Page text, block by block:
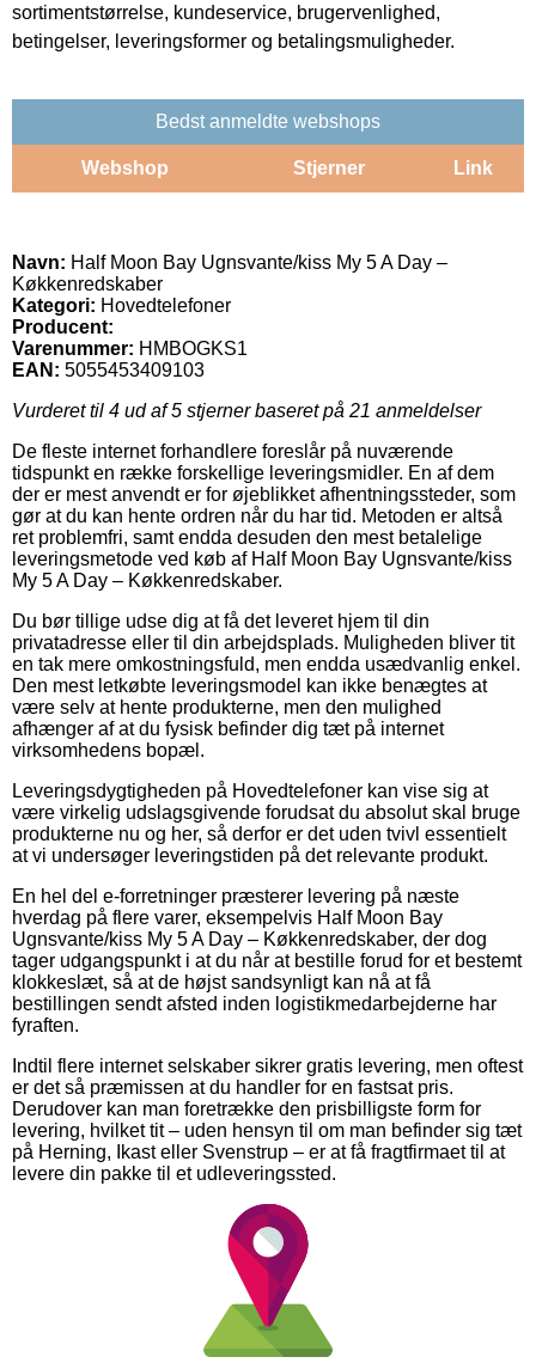
sortimentstørrelse, kundeservice, brugervenlighed,
betingelser, leveringsformer og betalingsmuligheder.
Bedst anmeldte webshops
Webshop Stjerner Link
Navn: Half Moon Bay Ugnsvante/kiss My 5 A Day –
Køkkenredskaber
Kategori: Hovedtelefoner
Producent:
Varenummer: HMBOGKS1
EAN: 5055453409103
Vurderet til 4 ud af 5 stjerner baseret på 21 anmeldelser
De fleste internet forhandlere foreslår på nuværende
tidspunkt en række forskellige leveringsmidler. En af dem
der er mest anvendt er for øjeblikket afhentningssteder, som
gør at du kan hente ordren når du har tid. Metoden er altså
ret problemfri, samt endda desuden den mest betalelige
leveringsmetode ved køb af Half Moon Bay Ugnsvante/kiss
My 5 A Day – Køkkenredskaber.
Du bør tillige udse dig at få det leveret hjem til din
privatadresse eller til din arbejdsplads. Muligheden bliver tit
en tak mere omkostningsfuld, men endda usædvanlig enkel.
Den mest letkøbte leveringsmodel kan ikke benægtes at
være selv at hente produkterne, men den mulighed
afhænger af at du fysisk befinder dig tæt på internet
virksomhedens bopæl.
Leveringsdygtigheden på Hovedtelefoner kan vise sig at
være virkelig udslagsgivende forudsat du absolut skal bruge
produkterne nu og her, så derfor er det uden tvivl essentielt
at vi undersøger leveringstiden på det relevante produkt.
En hel del e-forretninger præsterer levering på næste
hverdag på flere varer, eksempelvis Half Moon Bay
Ugnsvante/kiss My 5 A Day – Køkkenredskaber, der dog
tager udgangspunkt i at du når at bestille forud for et bestemt
klokkeslæt, så at de højst sandsynligt kan nå at få
bestillingen sendt afsted inden logistikmedarbejderne har
fyraften.
Indtil flere internet selskaber sikrer gratis levering, men oftest
er det så præmissen at du handler for en fastsat pris.
Derudover kan man foretrække den prisbilligste form for
levering, hvilket tit – uden hensyn til om man befinder sig tæt
på Herning, Ikast eller Svenstrup – er at få fragtfirmaet til at
levere din pakke til et udleveringssted.